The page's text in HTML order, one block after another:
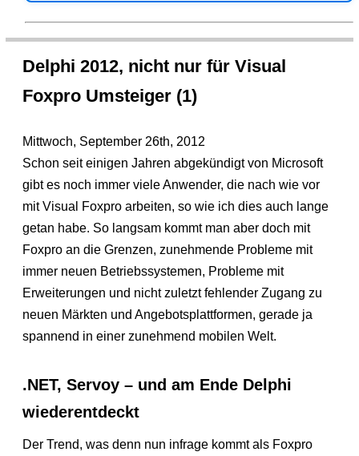
Delphi 2012, nicht nur für Visual
Foxpro Umsteiger (1)
Mittwoch, September 26th, 2012
Schon seit einigen Jahren abgekündigt von Microsoft
gibt es noch immer viele Anwender, die nach wie vor
mit Visual Foxpro arbeiten, so wie ich dies auch lange
getan habe. So langsam kommt man aber doch mit
Foxpro an die Grenzen, zunehmende Probleme mit
immer neuen Betriebssystemen, Probleme mit
Erweiterungen und nicht zuletzt fehlender Zugang zu
neuen Märkten und Angebotsplattformen, gerade ja
spannend in einer zunehmend mobilen Welt.
.NET, Servoy – und am Ende Delphi
wiederentdeckt
Der Trend, was denn nun infrage kommt als Foxpro